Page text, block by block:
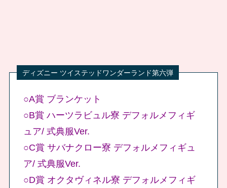
○A賞 ブランケット
○B賞 ハーツラビュル寮 デフォルメフィギ
ュア/ 式典服Ver.
○C賞 サバナクロー寮 デフォルメフィギュ
ア/ 式典服Ver.
○D賞 オクタヴィネル寮 デフォルメフィギ